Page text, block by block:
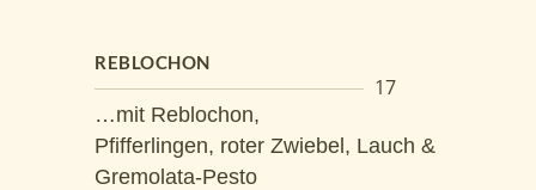
REBLOCHON
17
…mit Reblochon,
Pfifferlingen, roter Zwiebel, Lauch &
Gremolata-Pesto